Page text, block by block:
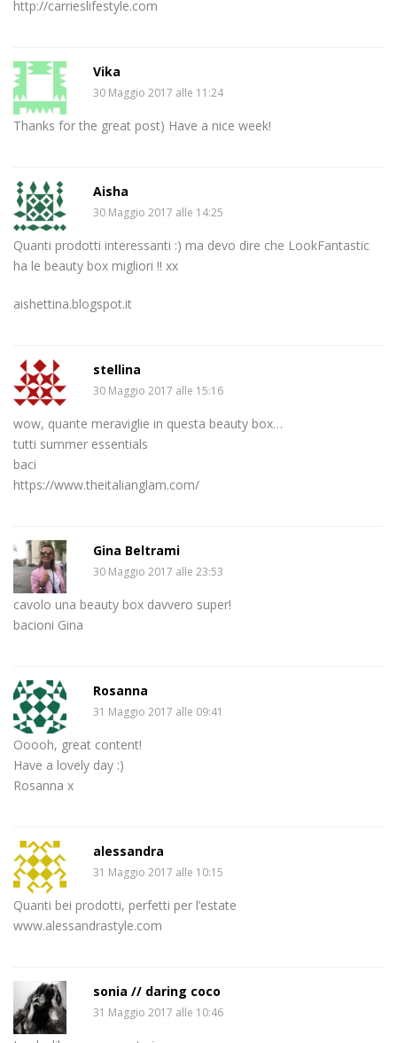
http://carrieslifestyle.com
Vika
30 Maggio 2017 alle 11:24
Thanks for the great post) Have a nice week!
Aisha
30 Maggio 2017 alle 14:25
Quanti prodotti interessanti :) ma devo dire che LookFantastic
ha le beauty box migliori !! xx
aishettina.blogspot.it
stellina
30 Maggio 2017 alle 15:16
wow, quante meraviglie in questa beauty box…
tutti summer essentials
baci
https://www.theitalianglam.com/
Gina Beltrami
30 Maggio 2017 alle 23:53
cavolo una beauty box davvero super!
bacioni Gina
Rosanna
31 Maggio 2017 alle 09:41
Ooooh, great content!
Have a lovely day :)
Rosanna x
alessandra
31 Maggio 2017 alle 10:15
Quanti bei prodotti, perfetti per l’estate
www.alessandrastyle.com
sonia // daring coco
31 Maggio 2017 alle 10:46